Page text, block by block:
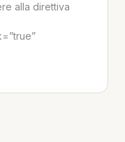
alla direttiva